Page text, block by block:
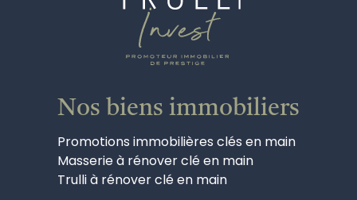
Nos biens immobiliers
Promotions immobilières clés en main
Masserie à rénover clé en main
Trulli à rénover clé en main